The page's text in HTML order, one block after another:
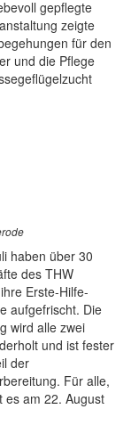
gepflegte
zeigte
für den
und die Pflege
haben über 30
des THW
Erste-Hilfe-
aufgefrischt. Die
wird alle zwei
und ist fester
der
Für alle,
es am 22. August